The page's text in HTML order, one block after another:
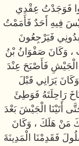
فَوَجَدْتُ عِقْدِي
فِيهِ أَحَدٌ فَأَمَمْتُ
فَيَرْجِعُونَ
، وَكَانَ صَفْوَانُ بْنُ
الْجَيْشِ فَأَصْبَحَ عِنْدَ
يَرَانِي قَبْلَ
رَاحِلَتَهُ فَوَطِئَ
أَتَيْنَا الْجَيْشَ بَعْدَ
مَنْ هَلَكَ ، وَكَانَ
فَقَدِمْنَا الْمَدِينَةَ